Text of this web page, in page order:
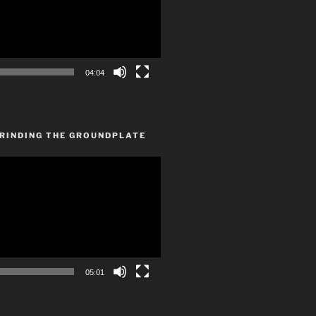
04:04
THE GROUNDPLATE
05:01